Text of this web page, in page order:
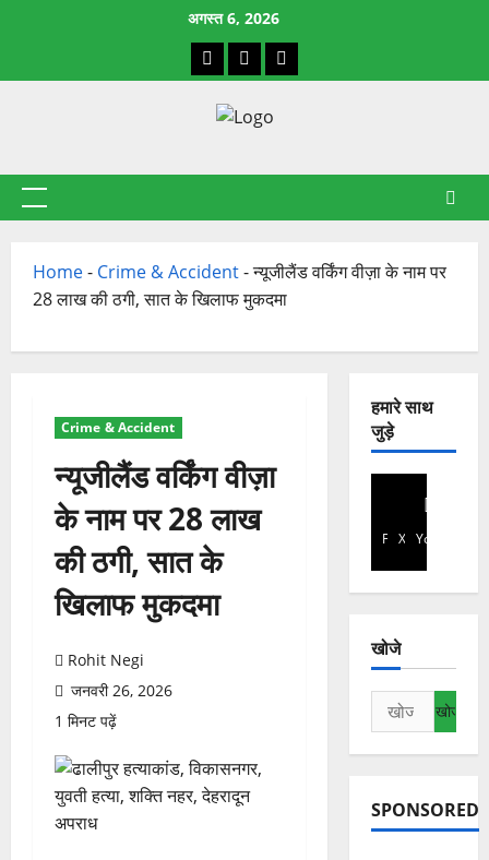
अगस्त 6, 2026
Facebook
X YouTube
प्राथमिक
Home- Crime & Accident-न्यूजीलैंड वर्किंग वीज़ा के नाम पर
28 लाख की ठगी, सात के खिलाफ मुकदमा
Crime & Accident
न्यूजीलैंड वर्किंग वीज़ा
के नाम पर 28 लाख
की ठगी, सात के
खिलाफ मुकदमा
Rohit Negi
जनवरी 26, 2026
1 मिनट पढ़ें
हमारे साथ
जुड़े
Facebook
X YouTube
खोजे
निम्न
को
खोजें:
SPONSORED